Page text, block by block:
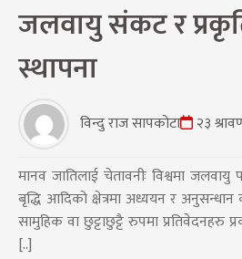
जलवायु संकट र
स्थापना
विन्दु राज सापकोटा २३
मानव जातिलाई चेतावनीः विश्वमा जलवायु
बृद्धि आदिको क्षेत्रमा अध्ययन र अनुसन्धान
सामुहिक वा छुट्टाछुट्टै रुपमा प्रतिवेदनहरु
[..]